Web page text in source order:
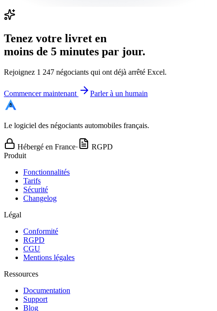
Tenez votre livret en
moins de 5 minutes par jour.
Rejoignez 1 247 négociants qui ont déjà arrêté Excel.
Commencer maintenant Parler à un humain
Le logiciel des négociants automobiles français.
Hébergé en France·
RGPD
Produit
Fonctionnalités
Tarifs
Sécurité
Changelog
Légal
Conformité
RGPD
CGU
Mentions légales
Ressources
Documentation
Support
Blog